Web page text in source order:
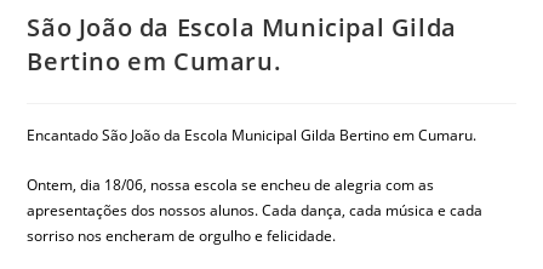
São João da Escola Municipal Gilda
Bertino em Cumaru.
Encantado São João da Escola Municipal Gilda Bertino em Cumaru.
Ontem, dia 18/06, nossa escola se encheu de alegria com as
apresentações dos nossos alunos. Cada dança, cada música e cada
sorriso nos encheram de orgulho e felicidade.